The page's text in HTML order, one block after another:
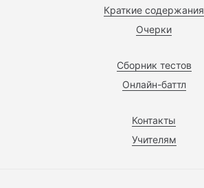
Краткие содержания
Очерки
Сборник тестов
Онлайн-баттл
Контакты
Учителям